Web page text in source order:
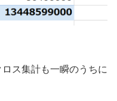
ス集計も一瞬のうちに